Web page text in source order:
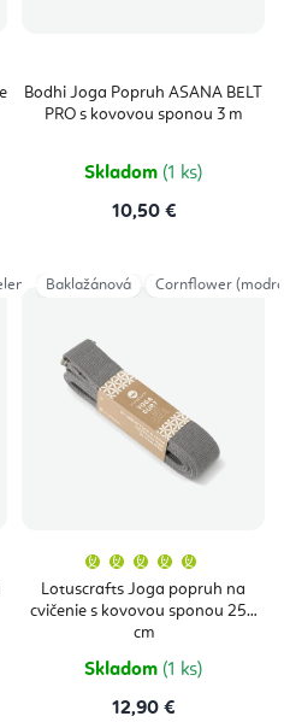
Bodhi Joga Popruh ASANA BELT
PRO s kovovou sponou 3 m
Skladom (1 ks)
10,50 €
Lotuscrafts Joga popruh na
cvičenie s kovovou sponou 250
cm
produktu
je
5,0
Skladom (1 ks)
12,90 €
Baklažánová Cornflower